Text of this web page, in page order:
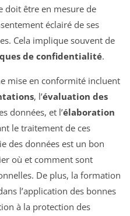
doit être en mesure de
éclairé de ses
Cela implique souvent de
de confidentialité.
mise en conformité incluent
, l’évaluation des
données, et l’élaboration
le traitement de ces
des données est un bon
où et comment sont
De plus, la formation
l’application des bonnes
à la protection des